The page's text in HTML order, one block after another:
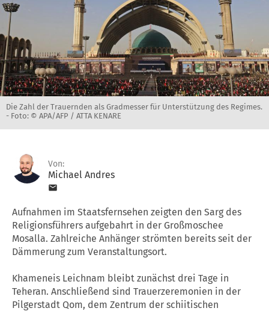
Die Zahl der Trauernden als Gradmesser für Unterstützung des Regimes.
- Foto: © APA/AFP / ATTA KENARE
Von:
Michael Andres
Aufnahmen im Staatsfernsehen zeigten den Sarg des
Religionsführers aufgebahrt in der Großmoschee
Mosalla. Zahlreiche Anhänger strömten bereits seit der
Dämmerung zum Veranstaltungsort.
Khameneis Leichnam bleibt zunächst drei Tage in
Teheran. Anschließend sind Trauerzeremonien in der
Pilgerstadt Qom, dem Zentrum der schiitischen